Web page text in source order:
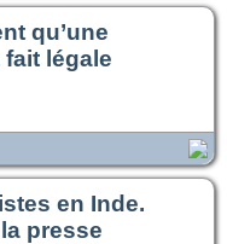
qu’une
légale
en Inde.
presse